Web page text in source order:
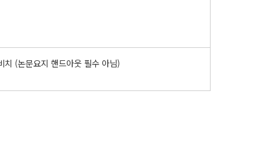
(논문요지 핸드아웃 필수 아님)